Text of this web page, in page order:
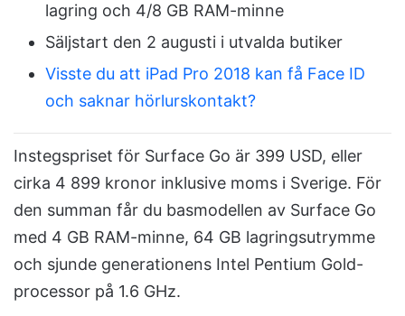
lagring och 4/8 GB RAM-minne
Säljstart den 2 augusti i utvalda butiker
Visste du att iPad Pro 2018 kan få Face ID
och saknar hörlurskontakt?
Instegspriset för Surface Go är 399 USD, eller
cirka 4 899 kronor inklusive moms i Sverige. För
den summan får du basmodellen av Surface Go
med 4 GB RAM-minne, 64 GB lagringsutrymme
och sjunde generationens Intel Pentium Gold-
processor på 1.6 GHz.